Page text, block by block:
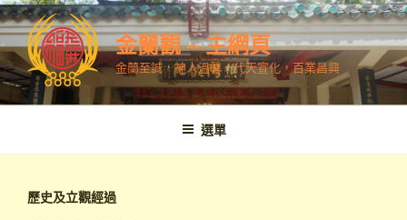
跳
至
內
容
金蘭觀 – 主網頁
金蘭至誠，神人溫馨，代天宣化，百業昌興
選單
歷史及立觀經過